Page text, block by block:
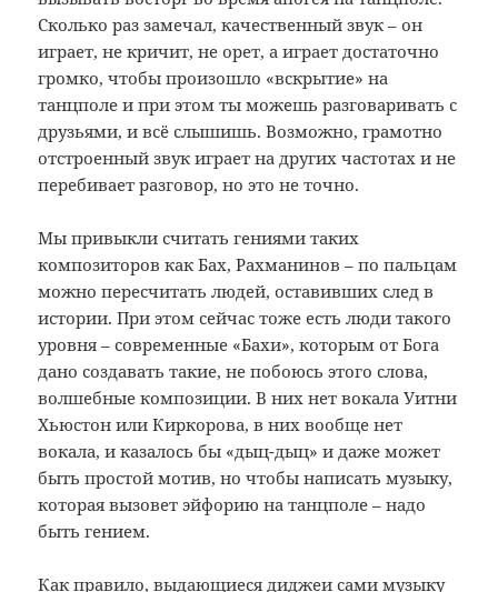
Сколько раз замечал, качественный звук – он
играет, не кричит, не орет, а играет достаточно
громко, чтобы произошло «вскрытие» на
танцполе и при этом ты можешь разговаривать с
друзьями, и всё слышишь. Возможно, грамотно
отстроенный звук играет на других частотах и не
перебивает разговор, но это не точно.
Мы привыкли считать гениями таких
композиторов как Бах, Рахманинов – по пальцам
можно пересчитать людей, оставивших след в
истории. При этом сейчас тоже есть люди такого
уровня – современные «Бахи», которым от Бога
дано создавать такие, не побоюсь этого слова,
волшебные композиции. В них нет вокала Уитни
Хьюстон или Киркорова, в них вообще нет
вокала, и казалось бы «дыц-дыц» и даже может
быть простой мотив, но чтобы написать музыку,
которая вызовет эйфорию на танцполе – надо
быть гением.
Как правило, выдающиеся диджеи сами музыку